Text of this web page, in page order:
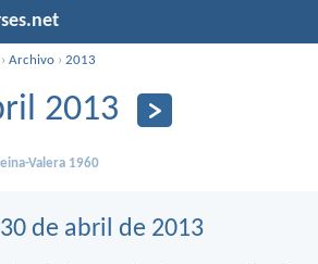
›Archivo ›2013
2013
Valera 1960
de abril de 2013